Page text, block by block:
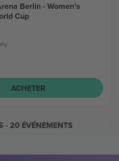
Berlin - Women’s
Cup
ACHETER
- 20 ÉVÉNEMENTS